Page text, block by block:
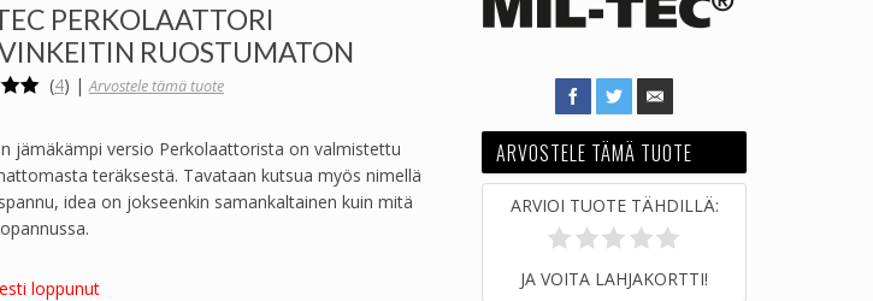
PERKOLAATTORI
RUOSTUMATON
(4) |Arvostele tämä tuote
jämäkämpi versio Perkolaattorista on valmistettu
teräksestä. Tavataan kutsua myös nimellä
idea on jokseenkin samankaltainen kuin mitä
loppunut
ARVOSTELE TÄMÄ TUOTE
ARVIOI TUOTE TÄHDILLÄ:
JA VOITA LAHJAKORTTI!